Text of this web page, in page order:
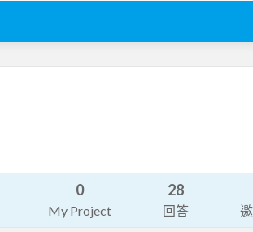
0
My Project
28
回答